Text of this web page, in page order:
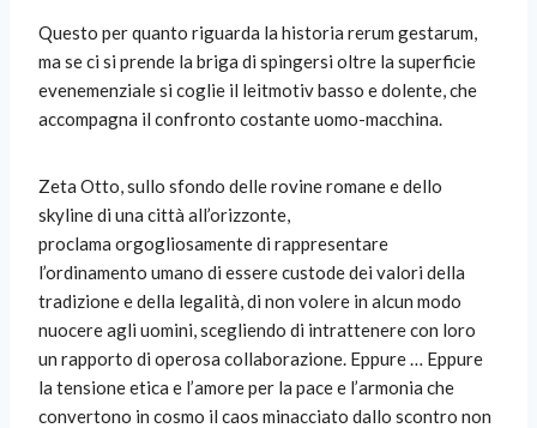
Questo per quanto riguarda la historia rerum gestarum,
ma se ci si prende la briga di spingersi oltre la superficie
evenemenziale si coglie il leitmotiv basso e dolente, che
accompagna il confronto costante uomo-macchina.
Zeta Otto, sullo sfondo delle rovine romane e dello
skyline di una città all’orizzonte,
proclama orgogliosamente di rappresentare
l’ordinamento umano di essere custode dei valori della
tradizione e della legalità, di non volere in alcun modo
nuocere agli uomini, scegliendo di intrattenere con loro
un rapporto di operosa collaborazione. Eppure … Eppure
la tensione etica e l’amore per la pace e l’armonia che
convertono in cosmo il caos minacciato dallo scontro non